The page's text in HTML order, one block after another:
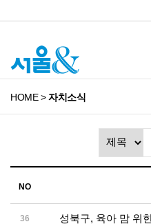
HOME>자치소식
NO
36 성북구, 육아 맘 위